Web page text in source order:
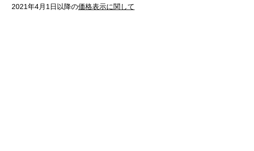
2021年4月1日以降の価格表示に関して